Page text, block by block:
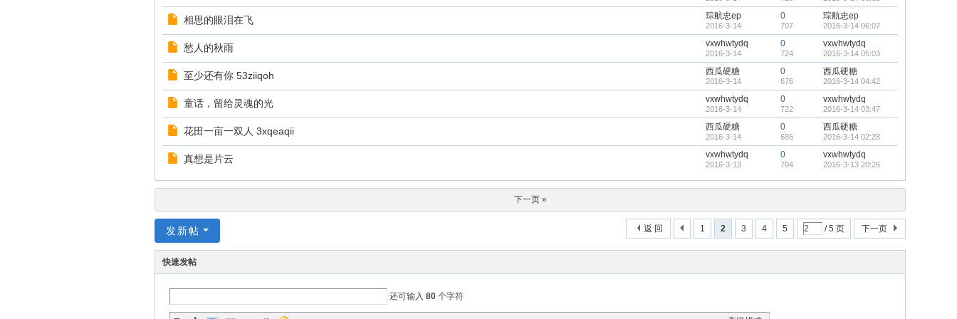
相思的眼泪在飞 琮航忠ep
2016-3-14
0
707
琮航忠ep
2016-3-14 06:07
愁人的秋雨 vxwhwtydq
2016-3-14
0
724
vxwhwtydq
2016-3-14 05:03
至少还有你 53ziiqoh 西瓜硬糖
2016-3-14
0
676
西瓜硬糖
2016-3-14 04:42
童话，留给灵魂的光 vxwhwtydq
2016-3-14
0
722
vxwhwtydq
2016-3-14 03:47
花田一亩一双人 3xqeaqii 西瓜硬糖
2016-3-14
0
686
西瓜硬糖
2016-3-14 02:28
真想是片云 vxwhwtydq
2016-3-13
0
704
vxwhwtydq
2016-3-13 20:26
下一页 »
1 2 3 4 5 / 5 页 下一页
返 回
发新帖
快速发帖
还可输入 80 个字符